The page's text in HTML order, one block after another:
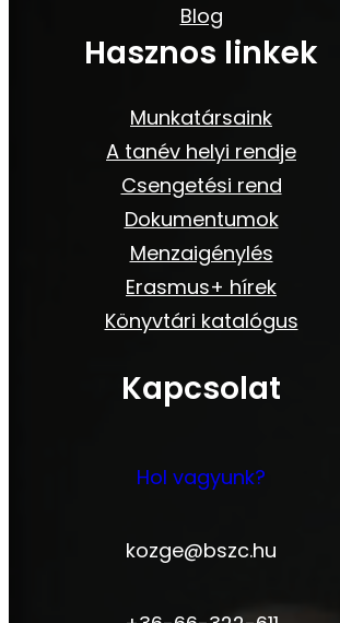
Blog
Hasznos linkek
Munkatársaink
A tanév helyi rendje
Csengetési rend
Dokumentumok
Menzaigénylés
Erasmus+ hírek
Könyvtári katalógus
Kapcsolat
Hol vagyunk?
kozge@bszc.hu